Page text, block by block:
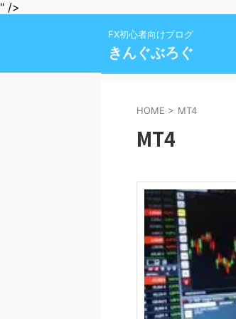
" />
FX初心者向けブログ
きんぐぶろぐ
HOME > MT4
MT4